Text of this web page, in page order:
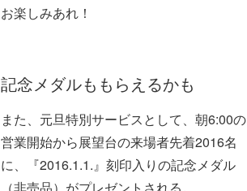
お楽しみあれ！
記念メダルももらえるかも
また、元旦特別サービスとして、朝6:00の
営業開始から展望台の来場者先着2016名
に、『2016.1.1.』刻印入りの記念メダル
（非売品）がプレゼントされる。